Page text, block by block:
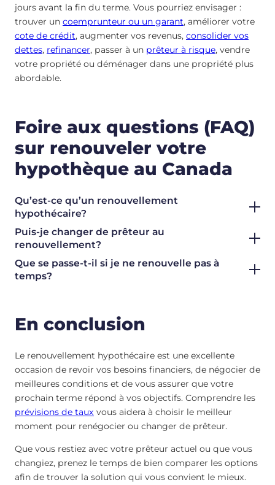
jours avant la fin du terme. Vous pourriez envisager :
trouver un coemprunteur ou un garant, améliorer votre
cote de crédit, augmenter vos revenus, consolider vos
dettes, refinancer, passer à un prêteur à risque, vendre
votre propriété ou déménager dans une propriété plus
abordable.
Foire aux questions (FAQ)
sur renouveler votre
hypothèque au Canada
Qu’est-ce qu’un renouvellement
hypothécaire?
Puis-je changer de prêteur au
renouvellement?
Que se passe-t-il si je ne renouvelle pas à
temps?
En conclusion
Le renouvellement hypothécaire est une excellente
occasion de revoir vos besoins financiers, de négocier de
meilleures conditions et de vous assurer que votre
prochain terme répond à vos objectifs. Comprendre les
prévisions de taux vous aidera à choisir le meilleur
moment pour renégocier ou changer de prêteur.
Que vous restiez avec votre prêteur actuel ou que vous
changiez, prenez le temps de bien comparer les options
afin de trouver la solution qui vous convient le mieux.